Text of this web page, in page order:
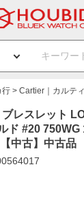
行 Cartier｜カルテ
レスレット
ド #20
中古】中古品